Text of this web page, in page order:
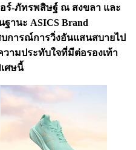
ร์-ภัทรพสิษฐ์ ณ สงขลา และ
านะ ASICS Brand
บการณ์การวิ่งอันแสนสบายไป
ามประทับใจที่มีต่อรองเท้า
ศษนี้